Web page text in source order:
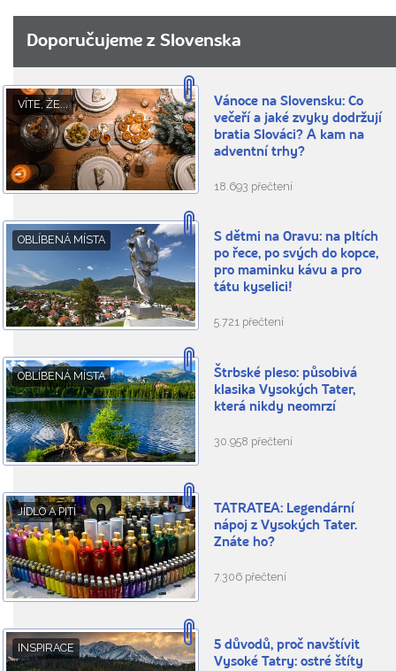
Doporučujeme z Slovenska
VÍTE, ŽE...
Vánoce na Slovensku: Co
večeří a jaké zvyky dodržují
bratia Slováci? A kam na
adventní trhy?
18.693 přečtení
OBLÍBENÁ MÍSTA
S dětmi na Oravu: na pltích
po řece, po svých do kopce,
pro maminku kávu a pro
tátu kyselici!
5.721 přečtení
OBLÍBENÁ MÍSTA
Štrbské pleso: působivá
klasika Vysokých Tater,
která nikdy neomrzí
30.958 přečtení
JÍDLO A PITÍ
TATRATEA: Legendární
nápoj z Vysokých Tater.
Znáte ho?
7.306 přečtení
INSPIRACE
5 důvodů, proč navštívit
Vysoké Tatry: ostré štíty